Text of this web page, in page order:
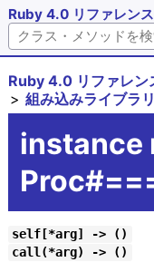
Ruby 4.0 リファレン
Ruby 4.0 リファレン
組み込みライブラリ
instance
self[*arg] -> ()
call(*arg) -> ()